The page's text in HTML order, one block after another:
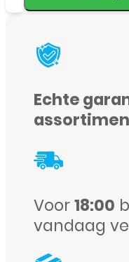
met
voor
Samsung
Galaxy
Ultra
Origineel
Echte
Voor18:00
vandaag